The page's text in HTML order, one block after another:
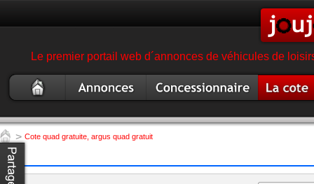
Le premier portail web d´annonces de véhicules de
occasion
garage magasin quad quad
> Cote quad gratuite, argus quad gratuit